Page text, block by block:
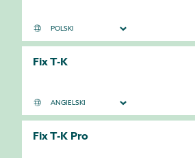
Fix T-K
Fix T-K Pro